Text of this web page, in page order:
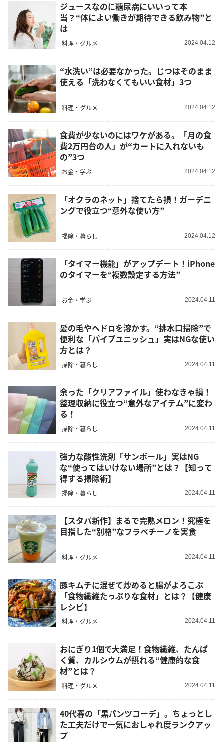
ジュースなのに糖尿病にいいって本
当？“体によい働きが期待できる飲み物”と
は
料理・グルメ 2024.04.12
“水洗い”は必要なかった。じつはそのまま
使える「洗わなくてもいい食材」3つ
料理・グルメ 2024.04.12
食費が少ないのにはワケがある。「月の食
費2万円台の人」が“カートに入れないも
の”3つ
お金・学ぶ 2024.04.12
「オクラのネット」捨てたら損！ガーデニ
ングで役立つ“意外な使い方”
掃除・暮らし 2024.04.12
「タイマー機能」がアップデート！iPhone
のタイマーを“複数設定する方法”
お金・学ぶ 2024.04.11
髪の毛やヘドロを溶かす。“排水口掃除”で
便利な「パイプユニッシュ」実はNGな使い
方とは？
掃除・暮らし 2024.04.11
余った「クリアファイル」使わなきゃ損！
整理収納に役立つ“意外なアイテム”に変わ
る！
掃除・暮らし 2024.04.11
強力な酸性洗剤「サンポール」実はNG
な“使ってはいけない場所”とは？【知って
得する掃除術】
掃除・暮らし 2024.04.11
【スタバ新作】まるで完熟メロン！究極を
目指した“別格”なフラペチーノを実食
料理・グルメ 2024.04.11
豚キムチに混ぜて炒めると腸がよろこぶ
「食物繊維たっぷりな食材」とは？【健康
レシピ】
料理・グルメ 2024.04.11
おにぎり1個で大満足！食物繊維、たんぱ
く質、カルシウムが摂れる“健康的な食
材”とは？
料理・グルメ 2024.04.11
40代春の「黒パンツコーデ」。ちょっとし
た工夫だけで一気におしゃれ度ランクアッ
プ